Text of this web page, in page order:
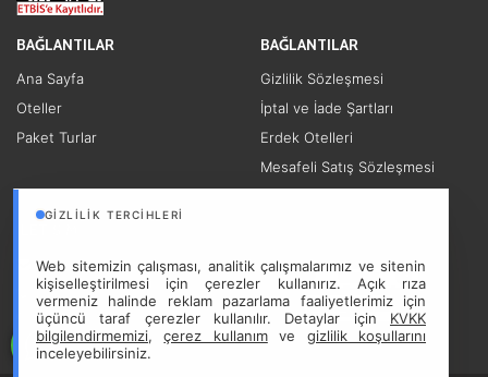
GIZLILIK TERCIHLERI
Web sitemizin çalışması, analitik çalışmalarımız ve sitenin
kişiselleştirilmesi için çerezler kullanırız. Açık rıza
vermeniz halinde reklam pazarlama faaliyetlerimiz için
üçüncü taraf çerezler kullanılır. Detaylar için KVKK
bilgilendirmemizi,çerez kullanımve gizlilik koşullarını
inceleyebilirsiniz.
BAĞLANTILAR
Ana Sayfa
Oteller
Paket Turlar
BAĞLANTILAR
Gizlilik Sözleşmesi
İptal ve İade Şartları
Erdek Otelleri
Mesafeli Satış Sözleşmesi
info@kyzikostravel.com
(266) 606 01 80
Yalı Mah. 6000 Sok No:9/a
Erdek BALIKESİR